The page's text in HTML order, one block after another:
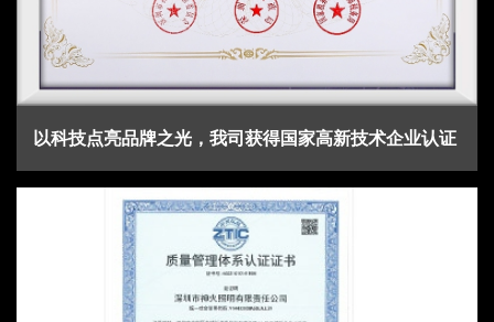
以科技点亮品牌之光，我司获得国家高新技术企业认证